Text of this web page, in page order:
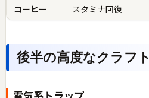
コーヒー スタミナ回復
後半の高度なクラフト